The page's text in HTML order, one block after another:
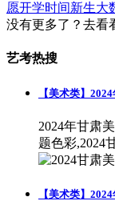
愿开学时间新生大
没有更多了？去看
艺考热搜
【美术类】
2024年甘肃
题色彩,2024
【美术类】